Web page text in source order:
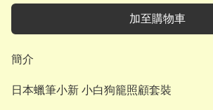
加至購物車
簡介
日本蠟筆小新 小白狗籠照顧套裝